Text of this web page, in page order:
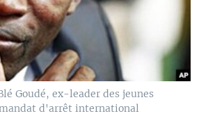
Goudé, ex-leader des jeunes
d'arrêt international